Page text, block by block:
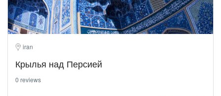
iran
Крылья над Персией
0 reviews